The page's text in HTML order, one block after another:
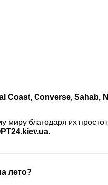
Coast, Converse, Sahab,
миру благодаря их
.
лето?